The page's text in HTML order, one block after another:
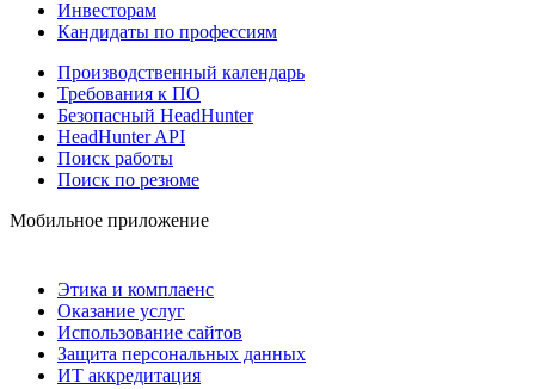
Инвесторам
Кандидаты по профессиям
Производственный календарь
Требования к ПО
Безопасный HeadHunter
HeadHunter API
Поиск работы
Поиск по резюме
Мобильное приложение
Этика и комплаенс
Оказание услуг
Использование сайтов
Защита персональных данных
ИТ аккредитация